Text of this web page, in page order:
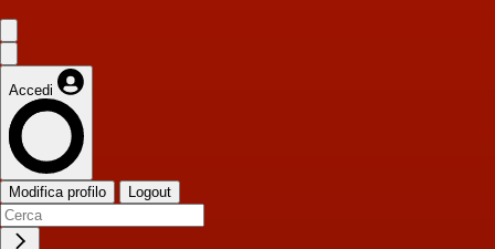
Accedi
Modifica profilo Logout